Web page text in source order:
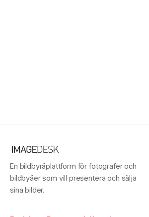
En bildbyråplattform för fotografer och
bildbyåer som vill presentera och sälja
sina bilder.